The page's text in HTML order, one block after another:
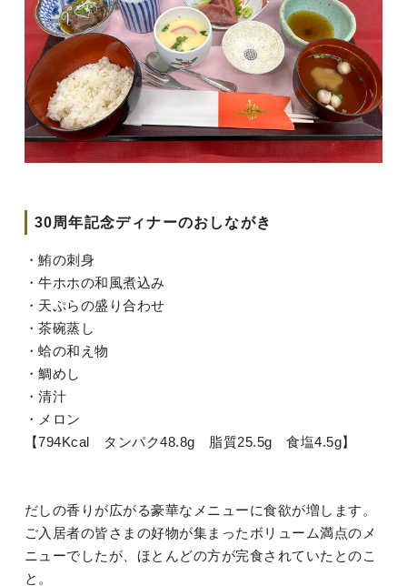
30周年記念ディナーのおしながき
・鮪の刺身
・牛ホホの和風煮込み
・天ぷらの盛り合わせ
・茶碗蒸し
・蛤の和え物
・鯛めし
・清汁
・メロン
【794Kcal タンパク48.8g 脂質25.5g 食塩4.5g】
だしの香りが広がる豪華なメニューに食欲が増します。
ご入居者の皆さまの好物が集まったボリューム満点のメ
ニューでしたが、ほとんどの方が完食されていたとのこ
と。